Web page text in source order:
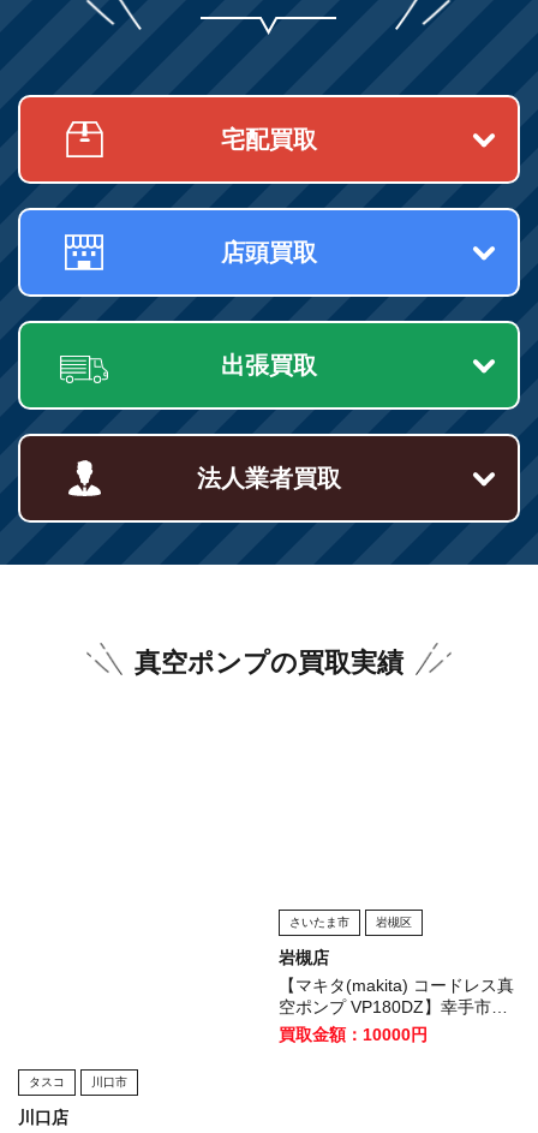
宅配買取
店頭買取
出張買取
法人業者買取
真空ポンプの買取実績
タスコ 川口市
川口店
さいたま市 岩槻区
岩槻店
【マキタ(makita) コードレス真
空ポンプ VP180DZ】幸手市の
お客様から買取いたしました！
買取金額：10000円